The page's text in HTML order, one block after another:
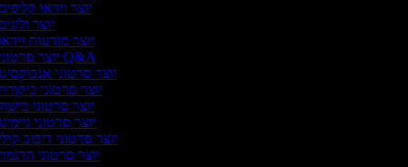
יוצר וידאו
יוצר
יוצר מודעות
יוצר סרטוני Q&A
יוצר סרטוני
יוצר סרטוני
יוצר סרטוני
יוצר סרטוני
יוצר סרטוני דיבוב
יוצר סרטוני